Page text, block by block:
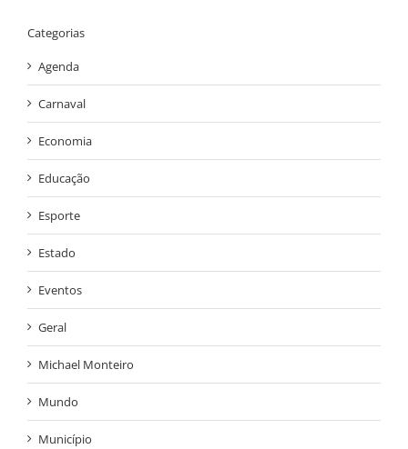
Categorias
Agenda
Carnaval
Economia
Educação
Esporte
Estado
Eventos
Geral
Michael Monteiro
Mundo
Município